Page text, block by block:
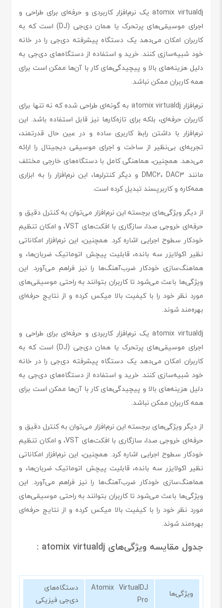
atomix virtualdj یک نرم‌افزار کاربردی و حرفه‌ای برای طراحی و
اجرای موسیقی‌های پرتحرک یا همان دی‌جی (DJ) است که به
کاربران امکان می‌دهد یک دستگاه پیشرفته دی‌جی را در خانه
خود شبیه‌سازی کنند. خرید و استفاده از دستگاه‌های دی‌جی به
دلیل هزینه‌های بالا و پیچیدگی‌های کار با آن‌ها ممکن است برای
همه کاربران ممکن نباشد.
نرم‌افزار atomix virtualdj به گونه‌ای طراحی شده که نه تنها برای
کاربران حرفه‌ای، بلکه برای تازه‌کارها نیز قابل استفاده باشد. این
نرم‌افزار با داشتن رابط کاربری ساده و در عین حال قدرتمند،
تجربه‌ای بی‌نظیر از ساخت و اجرای موسیقی دیجیتال را ارائه
می‌دهد. همچنین، هماهنگی کامل با دستگاه‌های خارجی مختلف
مانند DMC2، DAC3 و دیگر کنترلرها، این نرم‌افزار را به ابزاری
همه‌کاره و کاربرپسند تبدیل کرده است.
از دیگر ویژگی‌های برجسته این نرم‌افزار می‌توان به کنترل دقیق و
حرفه‌ای خروجی صدا، سازگاری با افکت‌های VST، و امکان تنظیم
خودکار سطوح اجرایی اشاره کرد. همچنین، این نرم‌افزار امکاناتی
نظیر اکولایزر سه بانده، قابلیت پیچش اتوماتیک ضربان‌ها، و
هماهنگ‌سازی خودکار ضرب‌آهنگ‌ها را نیز فراهم می‌آورد. این
ویژگی‌ها باعث می‌شود تا کاربران بتوانند به راحتی موسیقی‌های
مورد نظر خود را با کیفیت بالا میکس کرده و از نتایج حرفه‌ای
بهره‌مند شوند.
atomix virtualdj یک نرم‌افزار کاربردی و حرفه‌ای برای طراحی و
اجرای موسیقی‌های پرتحرک یا همان دی‌جی (DJ) است که به
کاربران امکان می‌دهد یک دستگاه پیشرفته دی‌جی را در خانه
خود شبیه‌سازی کنند. خرید و استفاده از دستگاه‌های دی‌جی به
دلیل هزینه‌های بالا و پیچیدگی‌های کار با آن‌ها ممکن است برای
همه کاربران ممکن نباشد.
از دیگر ویژگی‌های برجسته این نرم‌افزار می‌توان به کنترل دقیق و
حرفه‌ای خروجی صدا، سازگاری با افکت‌های VST، و امکان تنظیم
خودکار سطوح اجرایی اشاره کرد. همچنین، این نرم‌افزار امکاناتی
نظیر اکولایزر سه بانده، قابلیت پیچش اتوماتیک ضربان‌ها، و
هماهنگ‌سازی خودکار ضرب‌آهنگ‌ها را نیز فراهم می‌آورد. این
ویژگی‌ها باعث می‌شود تا کاربران بتوانند به راحتی موسیقی‌های
مورد نظر خود را با کیفیت بالا میکس کرده و از نتایج حرفه‌ای
بهره‌مند شوند.
جدول مقایسه ویژگی‌های atomix virtualdj :
ویژگی‌ها
Atomix VirtualDJ
Pro
دستگاه‌های
دی‌جی فیزیکی